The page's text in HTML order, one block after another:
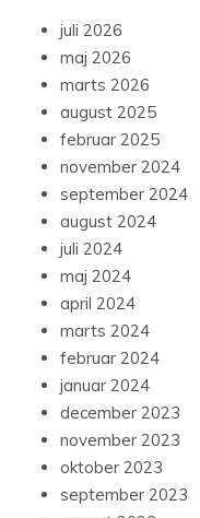
juli 2026
maj 2026
marts 2026
august 2025
februar 2025
november 2024
september 2024
august 2024
juli 2024
maj 2024
april 2024
marts 2024
februar 2024
januar 2024
december 2023
november 2023
oktober 2023
september 2023